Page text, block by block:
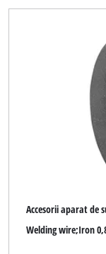
Accesorii aparat de
Welding wire;Iron